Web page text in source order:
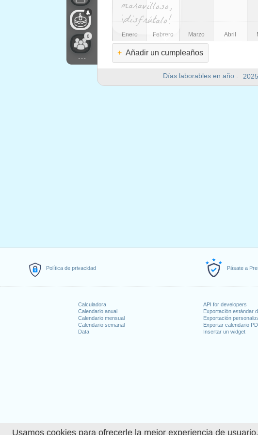
Usamos cookies para ofrecerle la mejor experiencia de
Política de privacidad Pásate a
Calculadora
Calendario anual
Calendario mensual
Calendario semanal
Data
API for developers
Exportación estándar
Exportación
Exportar calendario
Insertar un widget
0
...
Días laborables en año : 2025
¡disfrútalo!
Enero Febrero Marzo Abril
+ Añadir un cumpleaños